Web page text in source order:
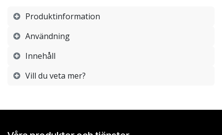
Produktinformation
Användning
Innehåll
Vill du veta mer?